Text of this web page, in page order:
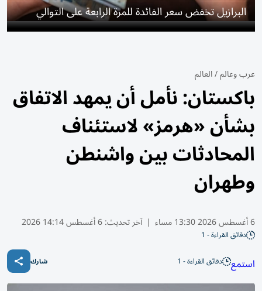
البرازيل تخفض سعر الفائدة للمرة الرابعة على التوالي
عرب وعالم/العالم
باكستان: نأمل أن يمهد الاتفاق
بشأن «هرمز» لاستئناف
المحادثات بين واشنطن
وطهران
6 أغسطس 2026 13:30 مساء | آخر تحديث:6 أغسطس 14:14 2026
دقائق القراءة - 1
استمع دقائق القراءة - 1 شارك